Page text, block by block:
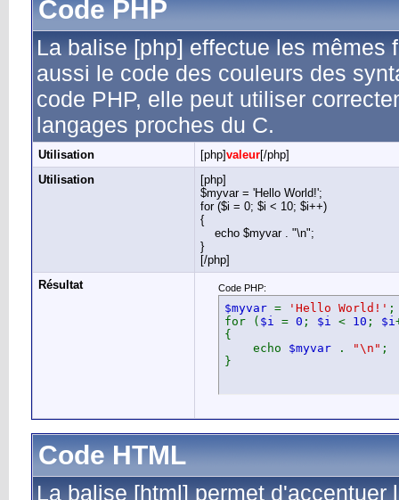
Code PHP
La balise [php] effectue les
aussi le code des couleurs des
code PHP, elle peut utiliser
langages proches du C.
Utilisation [php]valeur[/php]
Utilisation
[php]
$myvar = 'Hello World!';
for ($i = 0; $i < 10; $i++)
{
echo $myvar . "\n";
}
[/php]
Résultat
Code PHP:
$myvar = 'Hello World!' ;
for ( $i = 0 ; $i < 10 ; $i
{
echo $myvar . "\n" ;
}
Code HTML
La balise [html] permet d'accentuer